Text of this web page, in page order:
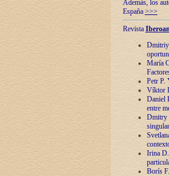
Además, los
España >>>
Revista
Dmitriy
María
Petr P.
Víktor
Daniel
entre
Dmitry
Irina
Borís